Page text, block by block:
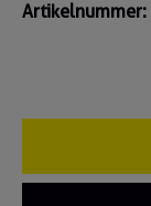
Artikelnummer: